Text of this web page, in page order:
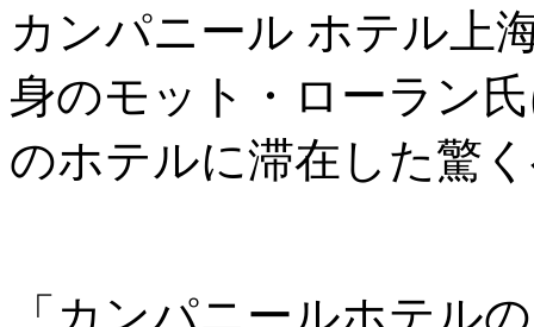
カンパニール ホテル上
身のモット・ローラン
のホテルに滞在した驚
「カンパニールホテル